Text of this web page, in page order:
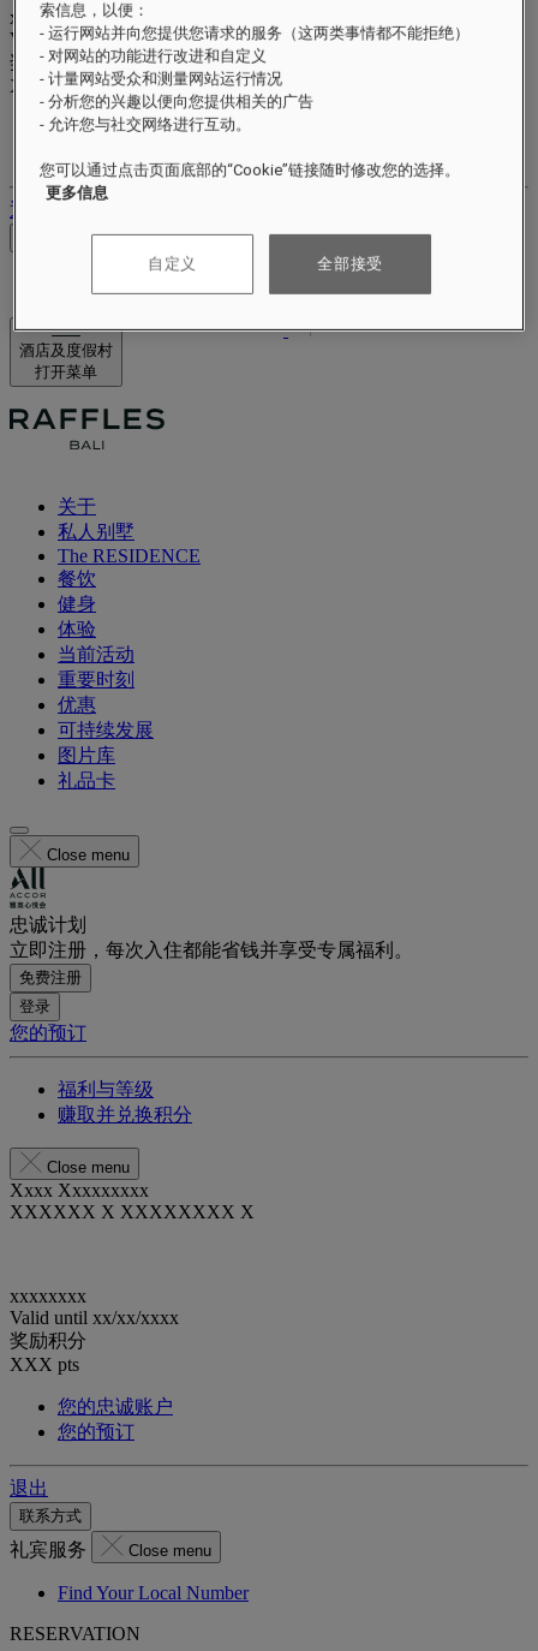
xxxxxxxx
Valid untilxx/xx/xxxx
奖励积分
XXXpts
您的忠诚账户
退出
酒店及度假村
打开菜单
关于
私人别墅
The RESIDENCE
餐饮
健身
体验
当前活动
重要时刻
优惠
可持续发展
图片库
礼品卡
Close menu
忠诚计划
立即注册，每次入住都能省钱并享受专属福利。
免费注册
登录
您的预订
福利与等级
赚取并兑换积分
Close menu
Xxxx Xxxxxxxxx
XXXXXX X XXXXXXXX X
xxxxxxxx
Valid until xx/xx/xxxx
奖励积分
XXX pts
您的忠诚账户
您的预订
退出
联系方式
礼宾服务 Close menu
Find Your Local Number
RESERVATION
索信息，以便：
- 运行网站并向您提供您请求的服务（这两类事情都不能拒绝）
- 对网站的功能进行改进和自定义
- 计量网站受众和测量网站运行情况
- 分析您的兴趣以便向您提供相关的广告
- 允许您与社交网络进行互动。
您可以通过点击页面底部的“Cookie”链接随时修改您的选择。
更多信息
自定义 全部接受